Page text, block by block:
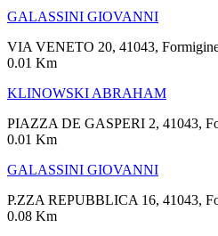
GALASSINI GIOVANNI
VIA VENETO 20, 41043,
0.01 Km
KLINOWSKI ABRAHAM
PIAZZA DE GASPERI 2, 41043,
0.01 Km
GALASSINI GIOVANNI
P.ZZA REPUBBLICA 16, 41043,
0.08 Km